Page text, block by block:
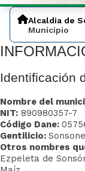
Alcaldia de
Municipio
Identificación
Nombre del
NIT: 890980357-7
Código Dane:
Gentilicio:
Otros nombres
Ezpeleta de